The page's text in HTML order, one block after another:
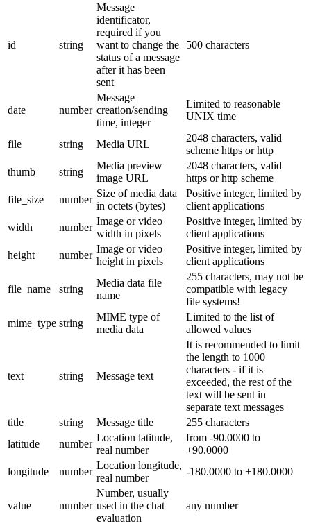
id string
Message
identificator,
required if you
want to change the
status of a message
after it has been
sent
500 characters
date number
Message
creation/sending
time, integer
Limited to reasonable
UNIX time
file string Media URL
2048 characters, valid
scheme https or http
thumb
string
Media preview
image URL
2048 characters, valid
https or http scheme
file_size
number
Size of media data
in octets (bytes)
Positive integer, limited by
client applications
width
number
Image or video
width in pixels
Positive integer, limited by
client applications
height
number
Image or video
height in pixels
Positive integer, limited by
client applications
file_name string
Media data file
name
255 characters, may not be
compatible with legacy
file systems!
mime_type string
MIME type of
media data
Limited to the list of
allowed values
text string Message text
It is recommended to limit
the length to 1000
characters - if it is
exceeded, the rest of the
text will be sent in
separate text messages
title
string Message title
255 characters
latitude
number
Location latitude,
real number
from -90.0000 to
+90.0000
longitude
number
Location longitude,
real number
-180.0000 to +180.0000
value number
Number, usually
used in the chat
evaluation
any number